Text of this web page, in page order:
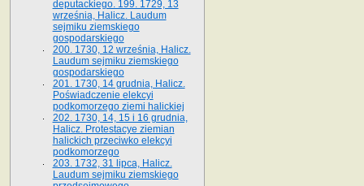
deputackiego. 199. 1729, 13
września, Halicz. Laudum
sejmiku ziemskiego
gospodarskiego
200. 1730, 12 września, Halicz.
Laudum sejmiku ziemskiego
gospodarskiego
201. 1730, 14 grudnia, Halicz.
Poświadczenie elekcyi
podkomorzego ziemi halickiej
202. 1730, 14, 15 i 16 grudnia,
Halicz. Protestacye ziemian
halickich przeciwko elekcyi
podkomorzego
203. 1732, 31 lipca, Halicz.
Laudum sejmiku ziemskiego